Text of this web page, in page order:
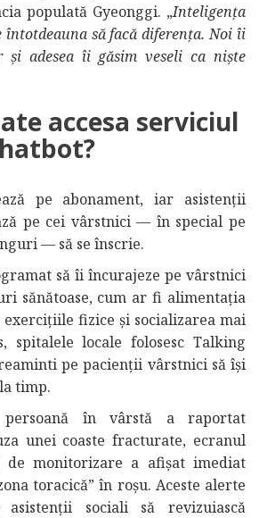
populată Gyeonggi. „Inteligența
să facă diferența. Noi îi
și adesea îi găsim veseli ca niște
accesa serviciul
pe abonament, iar asistenții
pe cei vârstnici — în special pe
— să se înscrie.
să îi încurajeze pe vârstnici
sănătoase, cum ar fi alimentația
exercițiile fizice și socializarea mai
spitalele locale folosesc Talking
pe pacienții vârstnici să își
timp.
în vârstă a raportat
unei coaste fracturate, ecranul
de monitorizare a afișat imediat
toracică” în roșu. Aceste alerte
sociali să revizuiască